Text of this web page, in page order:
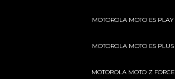
MOTOROLA MOTO E5 PLAY
MOTOROLA MOTO E5 PLUS
MOTOROLA MOTO Z FORCE